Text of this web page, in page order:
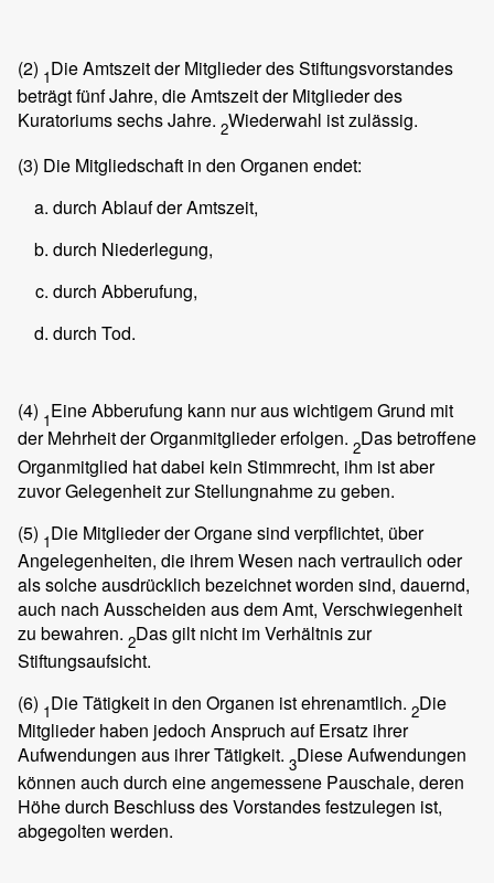
(2) 1Die Amtszeit der Mitglieder des Stiftungsvorstandes
beträgt fünf Jahre, die Amtszeit der Mitglieder des
Kuratoriums sechs Jahre. 2Wiederwahl ist zulässig.
(3) Die Mitgliedschaft in den Organen endet:
durch Ablauf der Amtszeit,
durch Niederlegung,
durch Abberufung,
durch Tod.
(4) 1Eine Abberufung kann nur aus wichtigem Grund mit
der Mehrheit der Organmitglieder erfolgen. 2Das betroffene
Organmitglied hat dabei kein Stimmrecht, ihm ist aber
zuvor Gelegenheit zur Stellungnahme zu geben.
(5) 1Die Mitglieder der Organe sind verpflichtet, über
Angelegenheiten, die ihrem Wesen nach vertraulich oder
als solche ausdrücklich bezeichnet worden sind, dauernd,
auch nach Ausscheiden aus dem Amt, Verschwiegenheit
zu bewahren. 2Das gilt nicht im Verhältnis zur
Stiftungsaufsicht.
(6) 1Die Tätigkeit in den Organen ist ehrenamtlich. 2Die
Mitglieder haben jedoch Anspruch auf Ersatz ihrer
Aufwendungen aus ihrer Tätigkeit. 3Diese Aufwendungen
können auch durch eine angemessene Pauschale, deren
Höhe durch Beschluss des Vorstandes festzulegen ist,
abgegolten werden.